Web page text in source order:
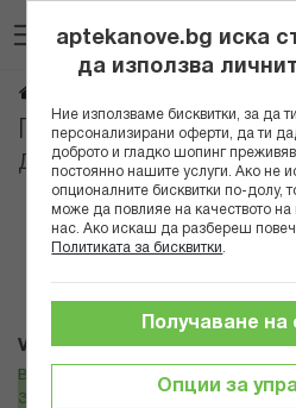
към
съдържанието
Продукти за
депилация
Популярни в
Veet
ВИЙТ PURE ДЕПИЛИРАЩ КРЕМ
ЗА ТЯЛО И КРАКА ЗА
aptekanove.bg иска
да използва
Ние използваме бисквитки, за да
персонализирани оферти, да ти
доброто и гладко шопинг
постоянно нашите услуги. Ако не
опционалните бисквитки по-долу,
може да повлияе на качеството на
нас. Ако искаш да разбереш
Политиката за бисквитки
Опции за
Получаване на